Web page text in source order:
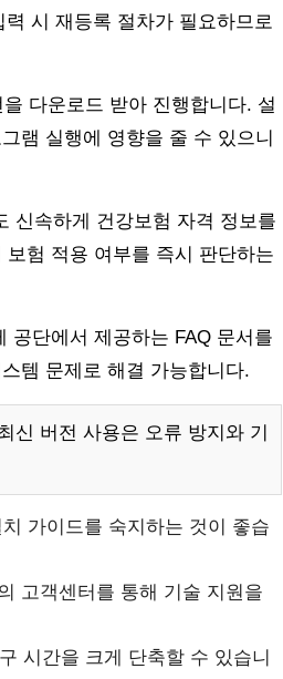
시 재등록 절차가 필요하므로
다운로드 받아 진행합니다. 설
램 실행에 영향을 줄 수 있으니
신속하게 건강보험 자격 정보를
험 적용 여부를 즉시 판단하는
공단에서 제공하는 FAQ 문서를
템 문제로 해결 가능합니다.
신 버전 사용은 오류 방지와 기
가이드를 숙지하는 것이 좋습
고객센터를 통해 기술 지원을
시간을 크게 단축할 수 있습니